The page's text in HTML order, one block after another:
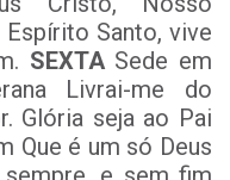
Santo, vive
SEXTASede em
Livrai-me do
Glória seja ao Pai
Que é um só Deus